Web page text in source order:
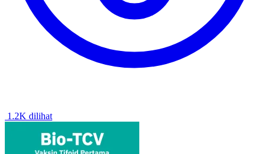
1.2K dilihat